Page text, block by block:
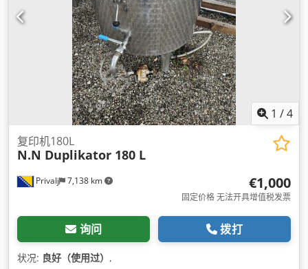
1 /4
Privalj 7,138 km
复印机180L
N.N Duplikator 180 L
€1,000
固定价格 无法开具增值税发票
询问 拨打
状况: 良好（使用过） ,